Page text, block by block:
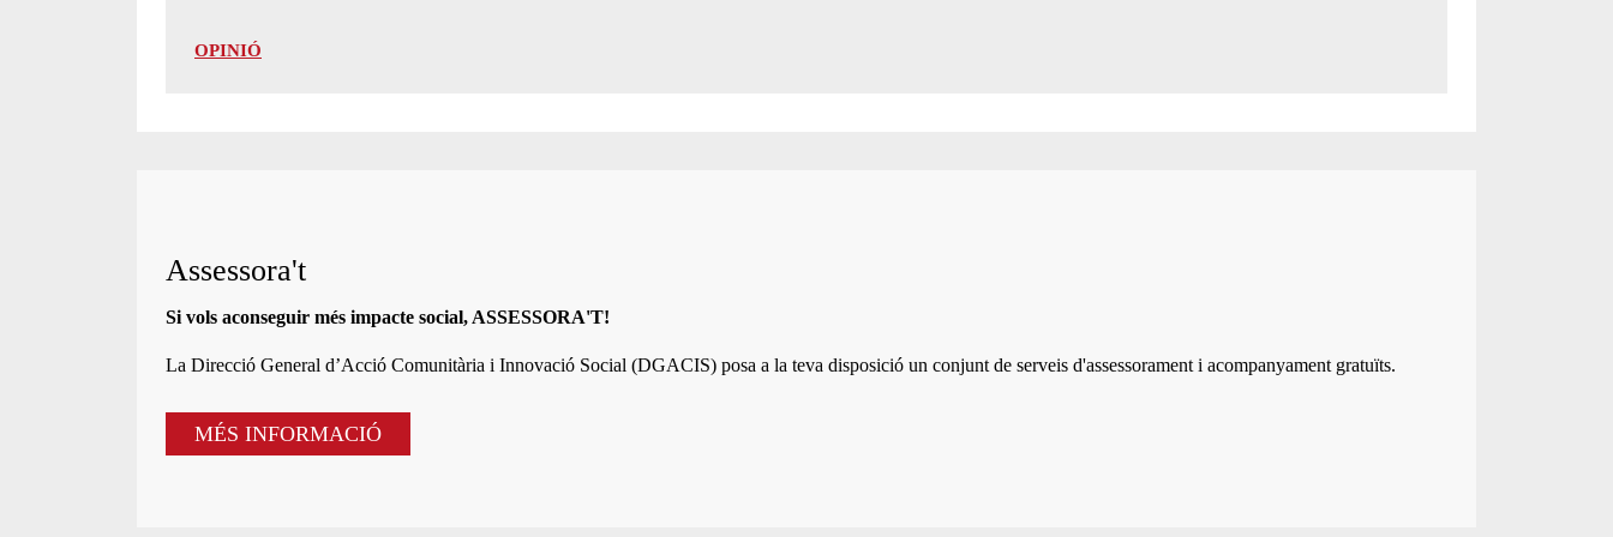
OPINIÓ
Assessora't
Si vols aconseguir més impacte social, ASSESSORA'T!
La Direcció General d’Acció Comunitària i Innovació Social (DGACIS) posa a la teva disposició un conjunt de serveis d'assessorament i acompanyament gratuïts.
MÉS INFORMACIÓ